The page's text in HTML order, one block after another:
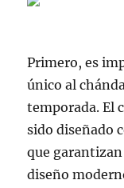
Primero, es
único al
temporada. El
sido diseñado
que
diseño